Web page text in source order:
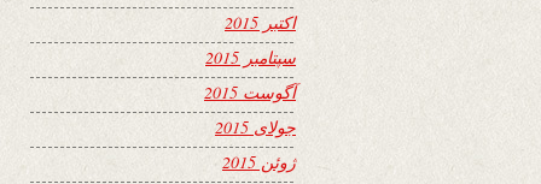
اکتبر 2015
سپتامبر 2015
آگوست 2015
جولای 2015
ژوئن 2015